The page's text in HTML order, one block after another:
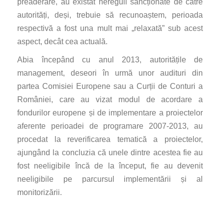
preaderare, au existat nereguli sancționate de către
autorități, deși, trebuie să recunoaștem, perioada
respectivă a fost una mult mai „relaxată” sub acest
aspect, decât cea actuală.
Abia începând cu anul 2013, autoritățile de
management, deseori în urmă unor audituri din
partea Comisiei Europene sau a Curții de Conturi a
României, care au vizat modul de acordare a
fondurilor europene și de implementare a proiectelor
aferente perioadei de programare 2007-2013, au
procedat la reverificarea tematică a proiectelor,
ajungând la concluzia că unele dintre acestea fie au
fost neeligibile încă de la început, fie au devenit
neeligibile pe parcursul implementării și al
monitorizării.